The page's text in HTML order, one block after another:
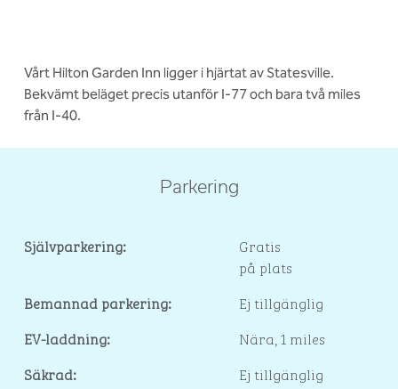
Vårt Hilton Garden Inn ligger i hjärtat av Statesville.
Bekvämt beläget precis utanför I-77 och bara två miles
från I-40.
Parkering
Självparkering:
Gratis
på plats
Bemannad parkering:
Ej tillgänglig
EV-laddning:
Nära, 1 miles
Säkrad:
Ej tillgänglig